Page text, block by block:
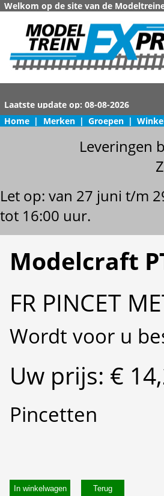
Welkom op de site van de
Home | Merken | Groepen |
Leveringen
Let op: van 27 juni t/m
tot 16:00 uur.
Modelcraft
FR PINCET
Wordt voor u
Uw prijs: €
Pincetten
In winkelwagen